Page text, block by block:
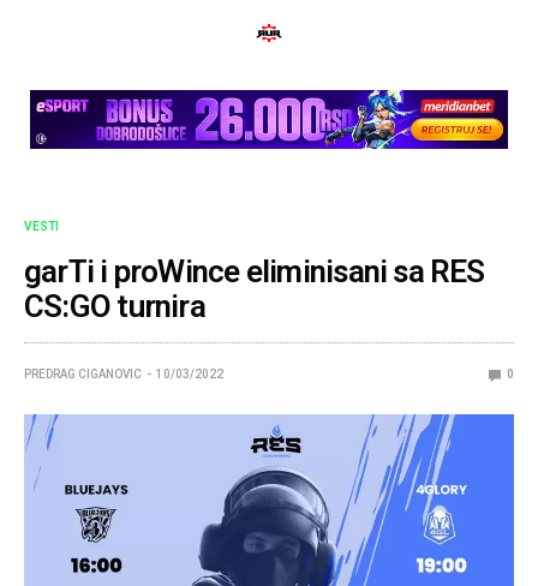
VESTI
garTi i proWince eliminisani sa RES
CS:GO turnira
PREDRAG CIGANOVIC 10/03/2022 0